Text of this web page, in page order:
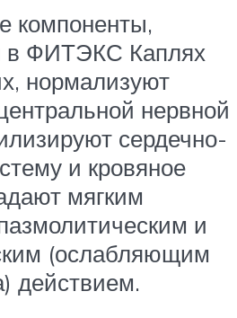
компоненты,
в ФИТЭКС Каплях
нормализуют
нервной
сердечно-
и кровяное
мягким
и
(ослабляющим
действием.